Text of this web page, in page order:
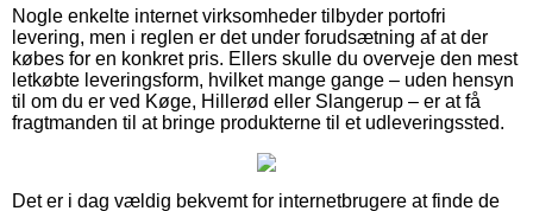
Nogle enkelte internet virksomheder tilbyder portofri
levering, men i reglen er det under forudsætning af at der
købes for en konkret pris. Ellers skulle du overveje den mest
letkøbte leveringsform, hvilket mange gange – uden hensyn
til om du er ved Køge, Hillerød eller Slangerup – er at få
fragtmanden til at bringe produkterne til et udleveringssted.
Det er i dag vældig bekvemt for internetbrugere at finde de